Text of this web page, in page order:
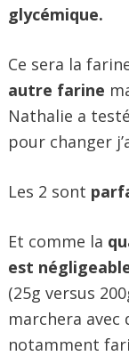
glycémique.
Ce sera la
autre farine
Nathalie a
pour changer
Les 2 sont
Et comme la
est
(25g versus
marchera avec
notamment